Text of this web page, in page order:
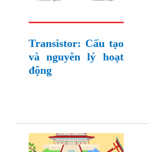
Transistor: Cấu tạo
và nguyên lý hoạt
động